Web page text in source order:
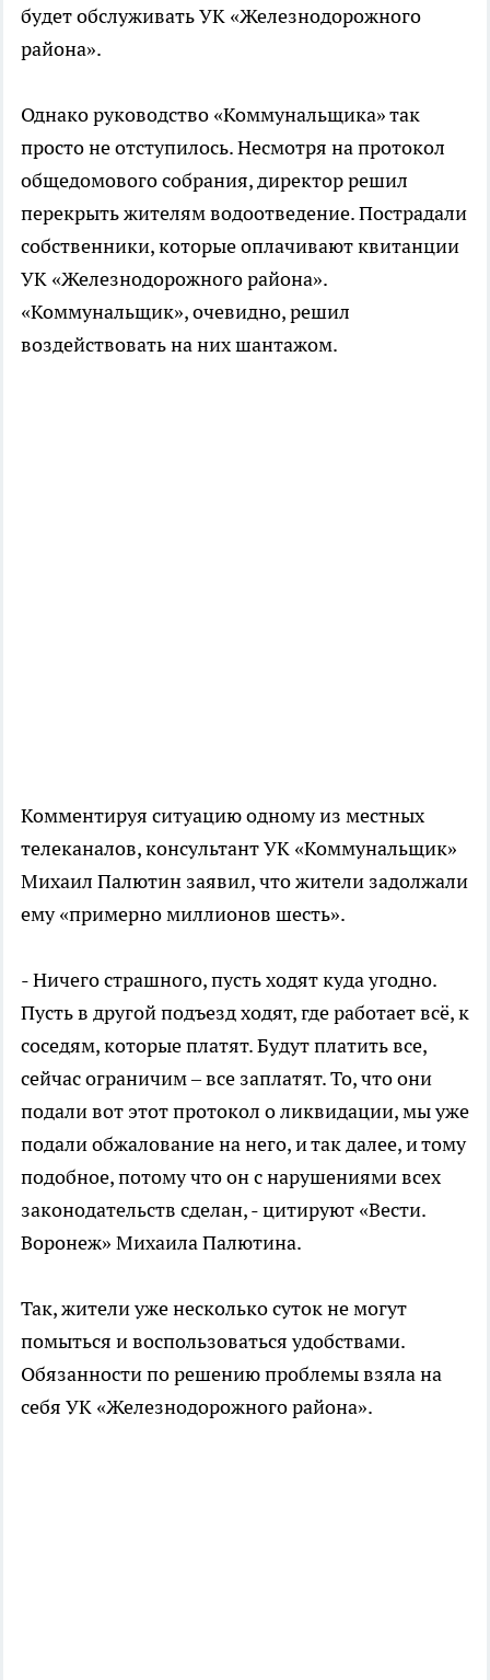
будет обслуживать УК «Железнодорожного
района».
Однако руководство «Коммунальщика» так
просто не отступилось. Несмотря на протокол
общедомового собрания, директор решил
перекрыть жителям водоотведение. Пострадали
собственники, которые оплачивают квитанции
УК «Железнодорожного района».
«Коммунальщик», очевидно, решил
воздействовать на них шантажом.
Комментируя ситуацию одному из местных
телеканалов, консультант УК «Коммунальщик»
Михаил Палютин заявил, что жители задолжали
ему «примерно миллионов шесть».
- Ничего страшного, пусть ходят куда угодно.
Пусть в другой подъезд ходят, где работает всё, к
соседям, которые платят. Будут платить все,
сейчас ограничим – все заплатят. То, что они
подали вот этот протокол о ликвидации, мы уже
подали обжалование на него, и так далее, и тому
подобное, потому что он с нарушениями всех
законодательств сделан, - цитируют «Вести.
Воронеж» Михаила Палютина.
Так, жители уже несколько суток не могут
помыться и воспользоваться удобствами.
Обязанности по решению проблемы взяла на
себя УК «Железнодорожного района».